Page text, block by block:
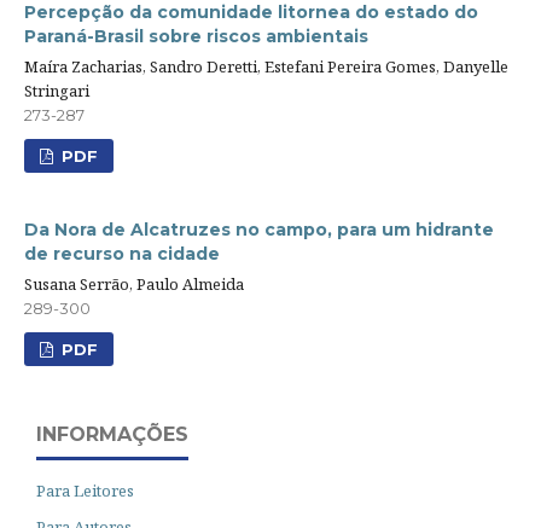
Percepção da comunidade litornea do estado do
Paraná-Brasil sobre riscos ambientais
Maíra Zacharias, Sandro Deretti, Estefani Pereira Gomes, Danyelle
Stringari
273-287
PDF
Da Nora de Alcatruzes no campo, para um hidrante
de recurso na cidade
Susana Serrão, Paulo Almeida
289-300
PDF
INFORMAÇÕES
Para Leitores